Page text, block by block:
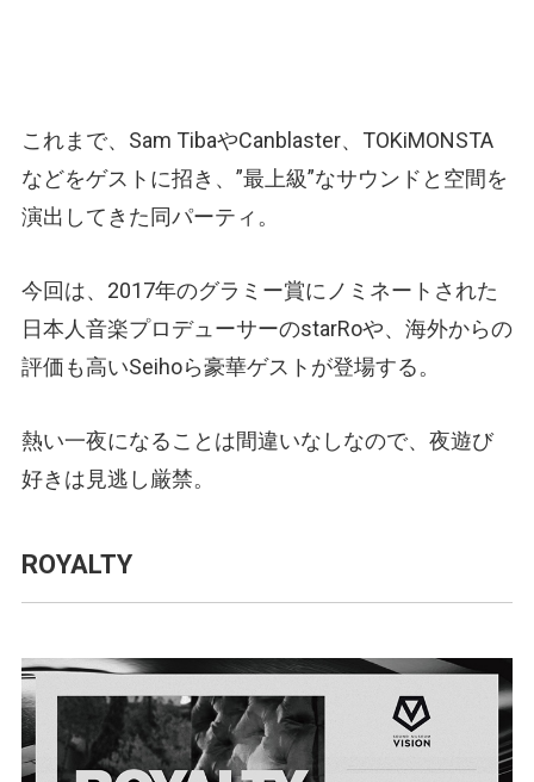
これまで、Sam TibaやCanblaster、TOKiMONSTA
などをゲストに招き、”最上級”なサウンドと空間を
演出してきた同パーティ。
今回は、2017年のグラミー賞にノミネートされた
日本人音楽プロデューサーのstarRoや、海外からの
評価も高いSeihoら豪華ゲストが登場する。
熱い一夜になることは間違いなしなので、夜遊び
好きは見逃し厳禁。
ROYALTY